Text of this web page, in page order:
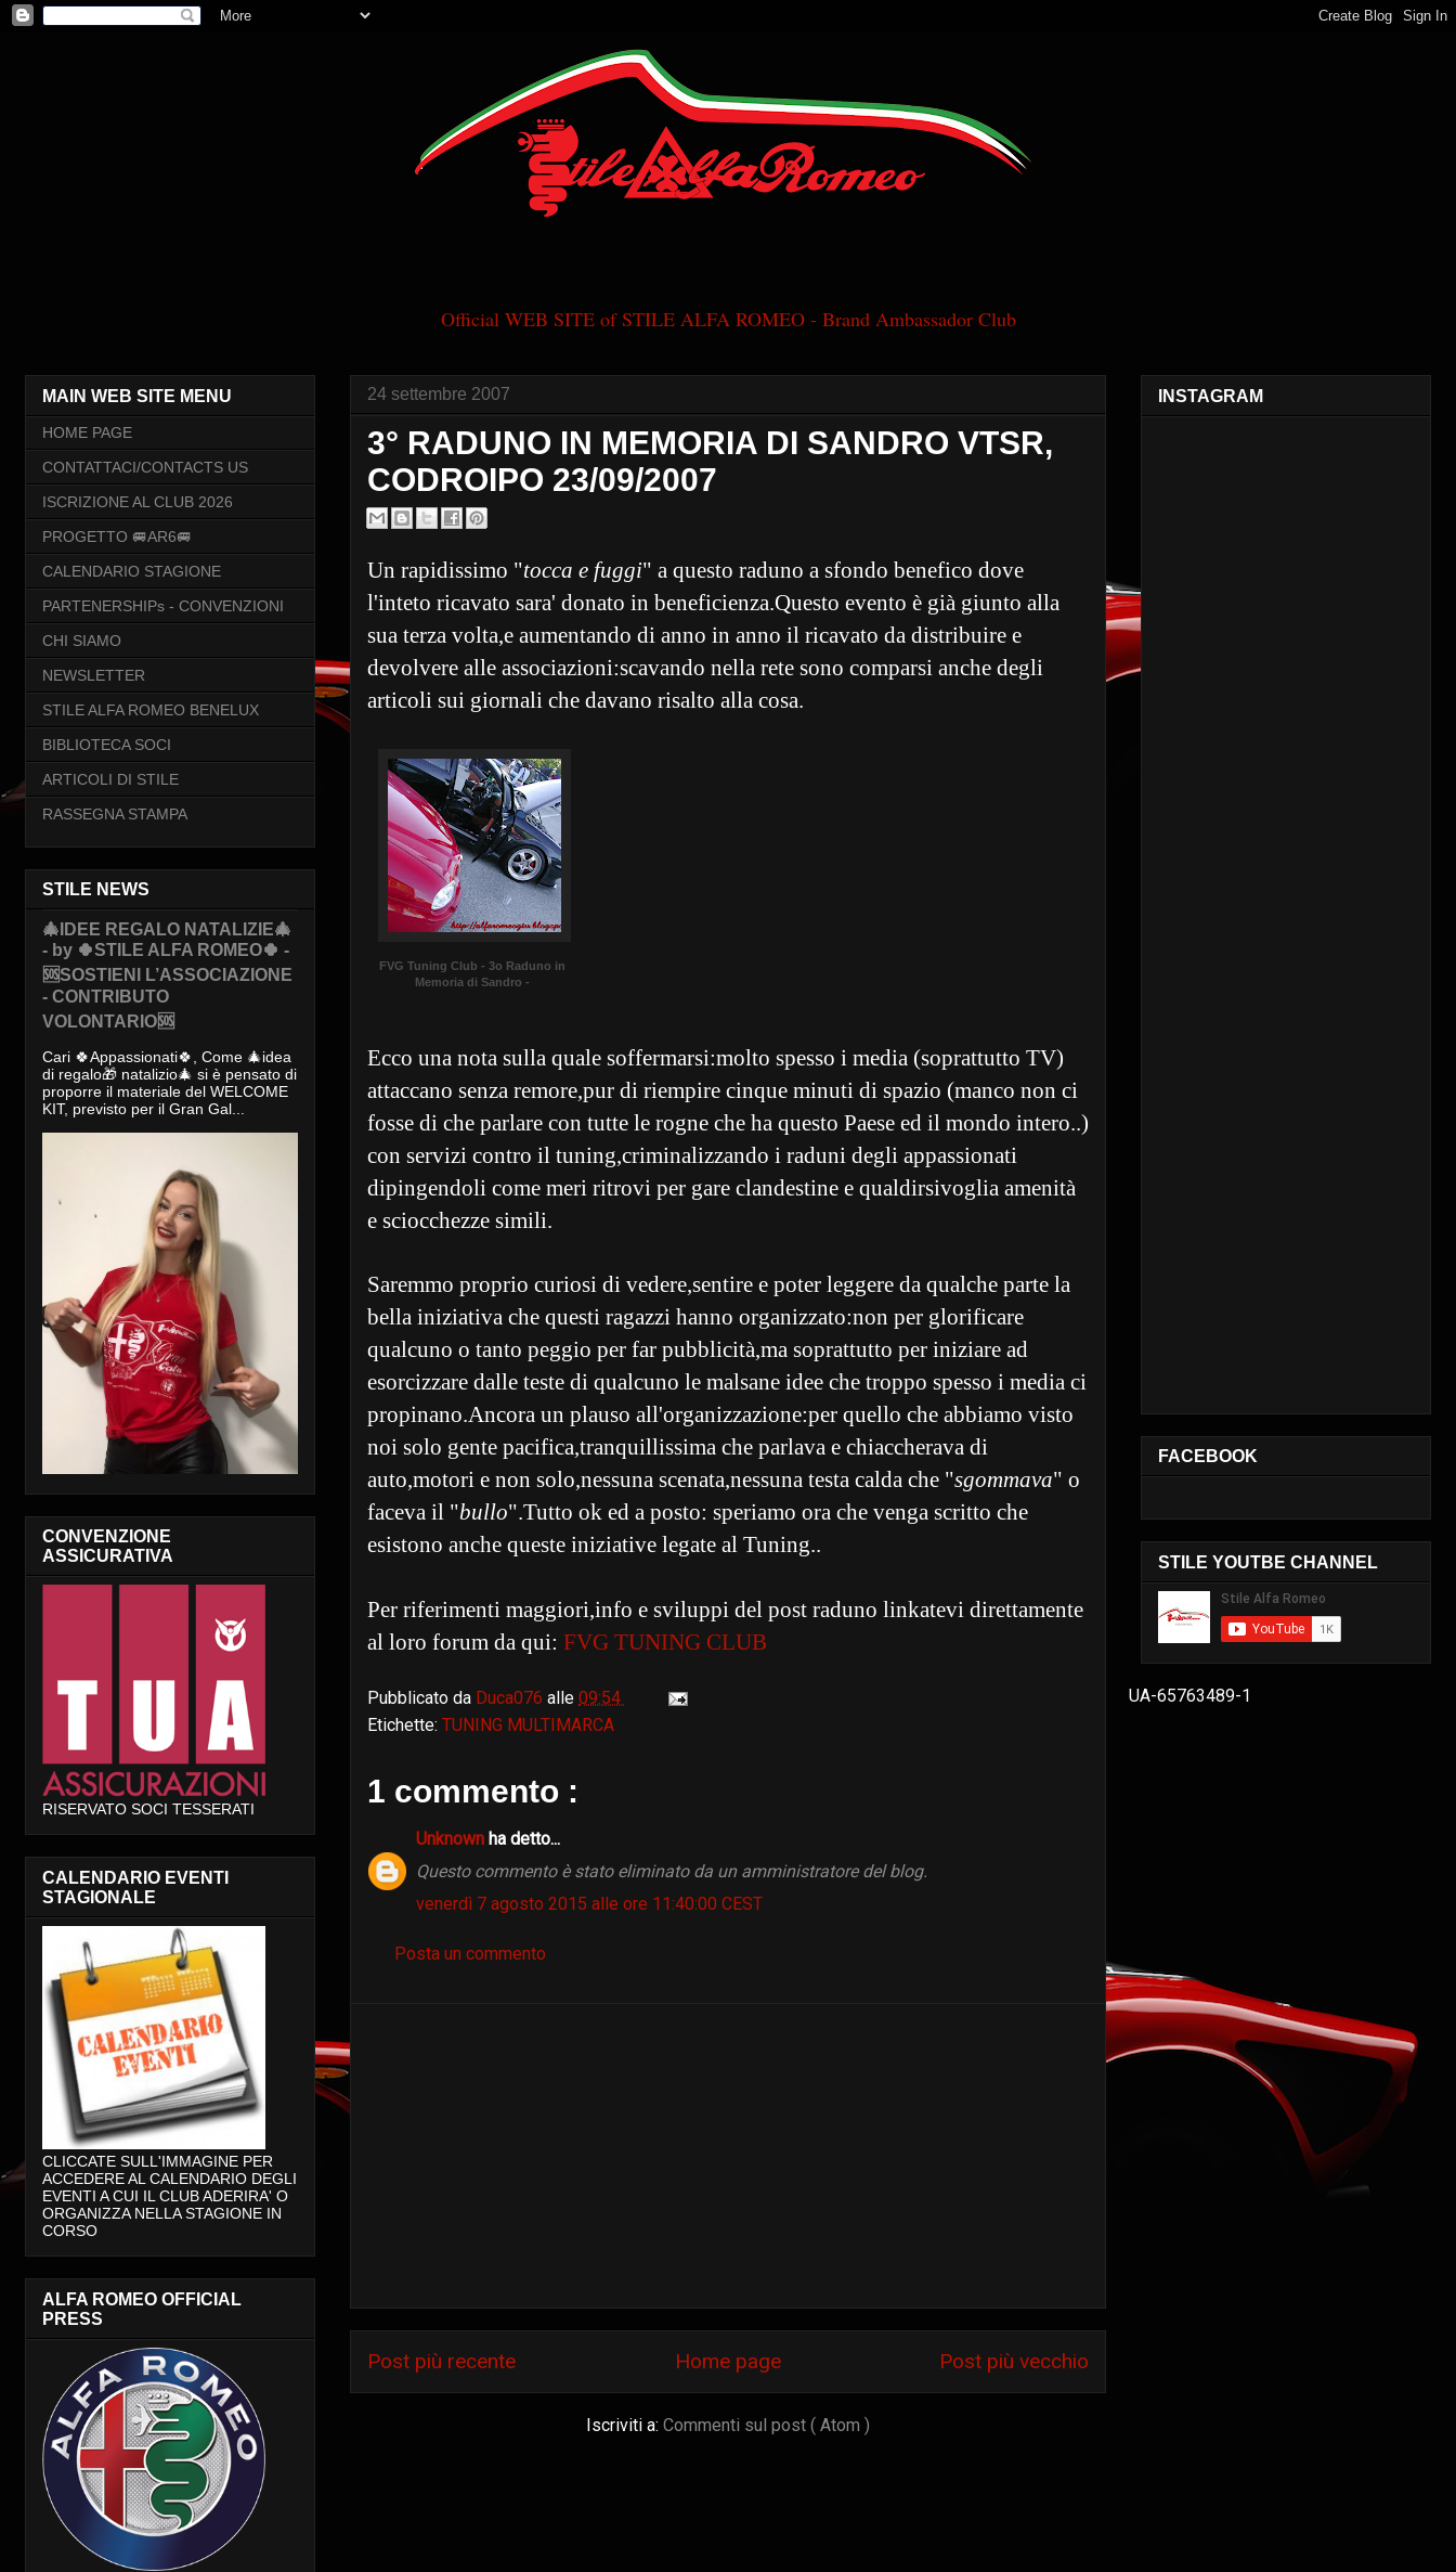
Official WEB SITE of STILE ALFA ROMEO - Brand Ambassador Club
24 settembre 2007
3° RADUNO IN MEMORIA DI SANDRO VTSR,
CODROIPO 23/09/2007
Un rapidissimo "tocca e fuggi" a questo raduno a sfondo benefico dove
l'inteto ricavato sara' donato in beneficienza.Questo evento è già giunto alla
sua terza volta,e aumentando di anno in anno il ricavato da distribuire e
devolvere alle associazioni:scavando nella rete sono comparsi anche degli
articoli sui giornali che davano risalto alla cosa.
FVG Tuning Club - 3o Raduno in
Memoria di Sandro -
Ecco una nota sulla quale soffermarsi:molto spesso i media (soprattutto TV)
attaccano senza remore,pur di riempire cinque minuti di spazio (manco non ci
fosse di che parlare con tutte le rogne che ha questo Paese ed il mondo intero..)
con servizi contro il tuning,criminalizzando i raduni degli appassionati
dipingendoli come meri ritrovi per gare clandestine e qualdirsivoglia amenità
e sciocchezze simili.
Saremmo proprio curiosi di vedere,sentire e poter leggere da qualche parte la
bella iniziativa che questi ragazzi hanno organizzato:non per glorificare
qualcuno o tanto peggio per far pubblicità,ma soprattutto per iniziare ad
esorcizzare dalle teste di qualcuno le malsane idee che troppo spesso i media ci
propinano.Ancora un plauso all'organizzazione:per quello che abbiamo visto
noi solo gente pacifica,tranquillissima che parlava e chiaccherava di
auto,motori e non solo,nessuna scenata,nessuna testa calda che "sgommava" o
faceva il "bullo".Tutto ok ed a posto: speriamo ora che venga scritto che
esistono anche queste iniziative legate al Tuning..
Per riferimenti maggiori,info e sviluppi del post raduno linkatevi direttamente
al loro forum da qui: FVG TUNING CLUB
Pubblicato da Duca076 alle 09:54
Etichette: TUNING MULTIMARCA
1 commento :
Unknown ha detto...
Questo commento è stato eliminato da un amministratore del blog.
venerdì 7 agosto 2015 alle ore 11:40:00 CEST
Posta un commento
Post più recente Post più vecchio
Home page
Iscriviti a: Commenti sul post ( Atom )
MAIN WEB SITE MENU
HOME PAGE
CONTATTACI/CONTACTS US
ISCRIZIONE AL CLUB 2026
PROGETTO 🚐AR6🚐
CALENDARIO STAGIONE
PARTENERSHIPs - CONVENZIONI
CHI SIAMO
NEWSLETTER
STILE ALFA ROMEO BENELUX
BIBLIOTECA SOCI
ARTICOLI DI STILE
RASSEGNA STAMPA
STILE NEWS
🎄IDEE REGALO NATALIZIE🎄
- by 🍀STILE ALFA ROMEO🍀 -
🆘SOSTIENI L’ASSOCIAZIONE
- CONTRIBUTO
VOLONTARIO🆘
Cari 🍀Appassionati🍀, Come 🎄idea
di regalo🎁 natalizio🎄 si è pensato di
proporre il materiale del WELCOME
KIT, previsto per il Gran Gal...
CONVENZIONE
ASSICURATIVA
RISERVATO SOCI TESSERATI
CALENDARIO EVENTI
STAGIONALE
CLICCATE SULL'IMMAGINE PER
ACCEDERE AL CALENDARIO DEGLI
EVENTI A CUI IL CLUB ADERIRA' O
ORGANIZZA NELLA STAGIONE IN
CORSO
ALFA ROMEO OFFICIAL
PRESS
INSTAGRAM
FACEBOOK
STILE YOUTBE CHANNEL
UA-65763489-1